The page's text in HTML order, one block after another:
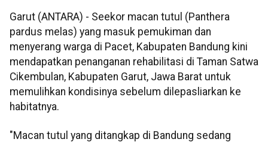
Garut (ANTARA) - Seekor macan tutul (Panthera
pardus melas) yang masuk pemukiman dan
menyerang warga di Pacet, Kabupaten Bandung kini
mendapatkan penanganan rehabilitasi di Taman Satwa
Cikembulan, Kabupaten Garut, Jawa Barat untuk
memulihkan kondisinya sebelum dilepasliarkan ke
habitatnya.
"Macan tutul yang ditangkap di Bandung sedang